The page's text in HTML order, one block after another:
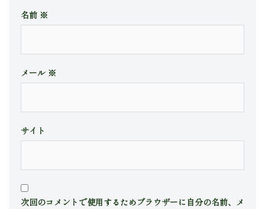
名前 ※
メール ※
サイト
次回のコメントで使用するためブラウザーに自分の名前、メ